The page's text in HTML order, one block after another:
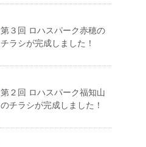
第３回 ロハスパーク赤穂の
チラシが完成しました！
第２回 ロハスパーク福知山
のチラシが完成しました！